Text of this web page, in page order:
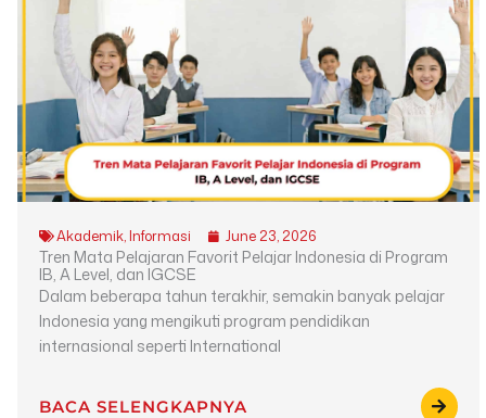
Akademik,Informasi June 23, 2026
Tren Mata Pelajaran Favorit Pelajar Indonesia di Program
IB, A Level, dan IGCSE
Dalam beberapa tahun terakhir, semakin banyak pelajar
Indonesia yang mengikuti program pendidikan
internasional seperti International
BACA SELENGKAPNYA
a
e
e
g
e
e
g
e
e
g
e
e